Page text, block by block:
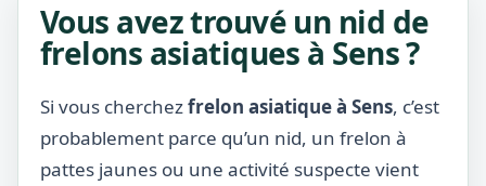
Vous avez trouvé un nid de
frelons asiatiques à Sens ?
Si vous cherchezfrelon asiatique à Sens, c’est
probablement parce qu’un nid, un frelon à
pattes jaunes ou une activité suspecte vient